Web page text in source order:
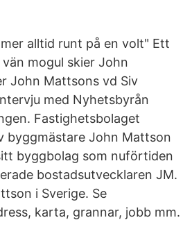
alltid runt på en volt" Ett
mogul skier John
John Mattsons vd Siv
med Nyhetsbyrån
Fastighetsbolaget
byggmästare John Mattson
byggbolag som nuförtiden
bostadsutvecklaren JM.
i Sverige. Se
karta, grannar, jobb mm.